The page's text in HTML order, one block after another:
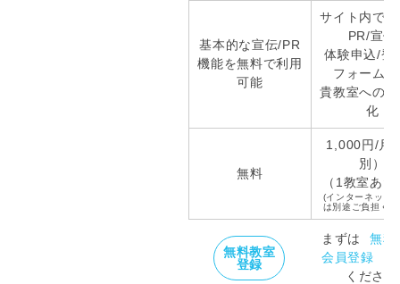
基本的な宣伝/PR
機能を無料で利用
可能
サイト内で
PR/宣伝
体験申込/登
フォーム
貴教室への
化
無料
1,000円/月
別）
（1教室あ
(インターネット
は別途ご負担く
無料教室
登録
まずは
無料
会員登録
ください